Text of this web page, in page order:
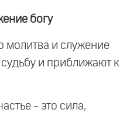
богу
молитва и служение
и приближают к
- это сила,